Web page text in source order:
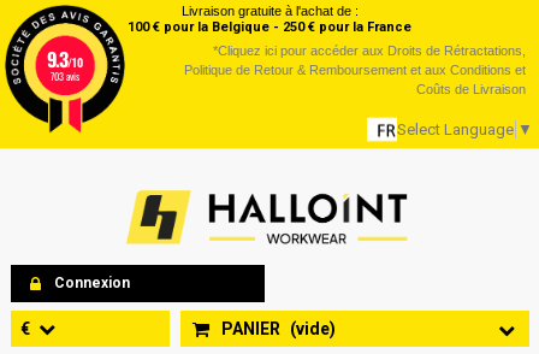
Livraison gratuite à l'achat de :
100 € pour la Belgique - 250 € pour la France
*Cliquez ici pour accéder aux Droits de Rétractations,
Politique de Retour & Remboursement et aux Conditions et
Coûts de Livraison
Select Language ▼
Connexion
PANIER (vide)
€
9.3/10
703 avis